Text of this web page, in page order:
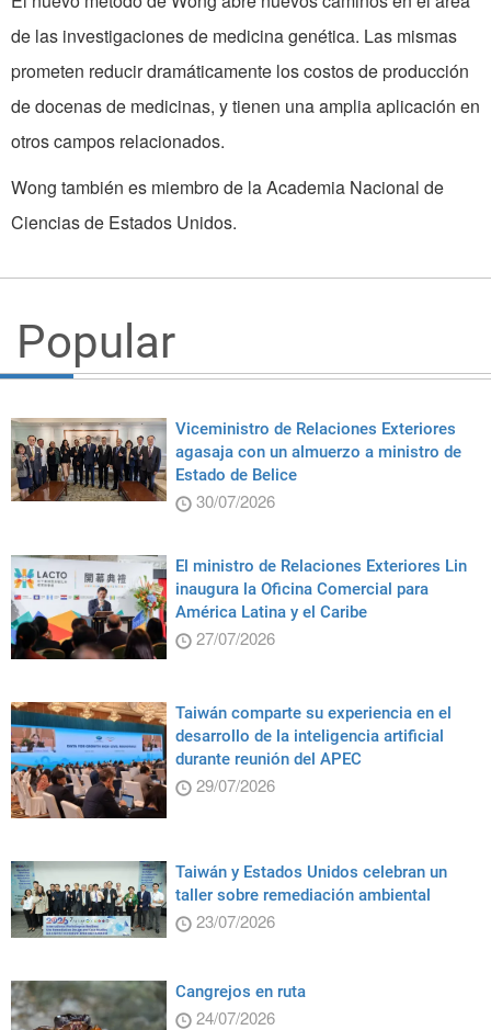
de las investigaciones de medicina genética. Las mismas
prometen reducir dramáticamente los costos de producción
de docenas de medicinas, y tienen una amplia aplicación en
otros campos relacionados.
Wong también es miembro de la Academia Nacional de
Ciencias de Estados Unidos.
Popular
Viceministro de Relaciones Exteriores
agasaja con un almuerzo a ministro de
Estado de Belice
30/07/2026
El ministro de Relaciones Exteriores Lin
inaugura la Oficina Comercial para
América Latina y el Caribe
27/07/2026
Taiwán comparte su experiencia en el
desarrollo de la inteligencia artificial
durante reunión del APEC
29/07/2026
Taiwán y Estados Unidos celebran un
taller sobre remediación ambiental
23/07/2026
Cangrejos en ruta
24/07/2026